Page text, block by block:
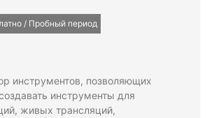
/ Пробный период
инструментов, позволяющих
инструменты для
живых трансляций,